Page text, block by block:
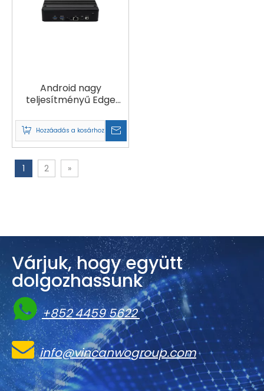
Android nagy
teljesítményű Edge
Hozzáadás a kosárhoz
1 2 »
Várjuk, hogy együtt
dolgozhassunk
 +852 4459 5622
 info@vincanwogroup.com